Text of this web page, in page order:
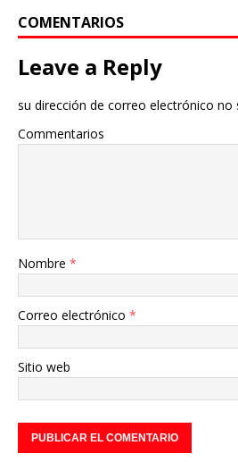
COMENTARIOS
Leave a Reply
su dirección de correo electrónico no
Commentarios
Nombre *
Correo electrónico *
Sitio web